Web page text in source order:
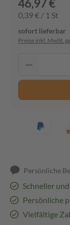
46,97 €
0,39 € / 1 St
sofort lieferbar
Preise inkl. MwSt.
Persönliche
Schneller
Persönliche
Vielfältige